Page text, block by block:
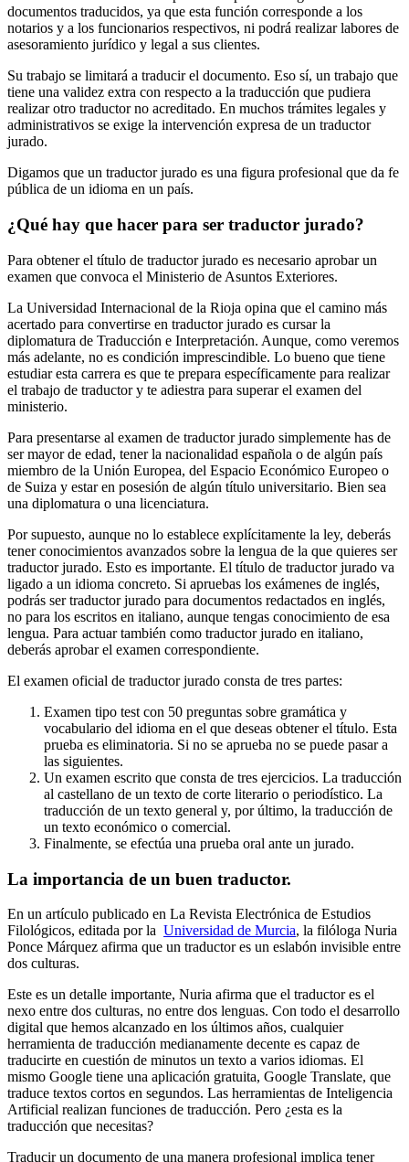
documentos traducidos, ya que esta función corresponde a los
notarios y a los funcionarios respectivos, ni podrá realizar labores de
asesoramiento jurídico y legal a sus clientes.
Su trabajo se limitará a traducir el documento. Eso sí, un trabajo que
tiene una validez extra con respecto a la traducción que pudiera
realizar otro traductor no acreditado. En muchos trámites legales y
administrativos se exige la intervención expresa de un traductor
jurado.
Digamos que un traductor jurado es una figura profesional que da fe
pública de un idioma en un país.
¿Qué hay que hacer para ser traductor jurado?
Para obtener el título de traductor jurado es necesario aprobar un
examen que convoca el Ministerio de Asuntos Exteriores.
La Universidad Internacional de la Rioja opina que el camino más
acertado para convertirse en traductor jurado es cursar la
diplomatura de Traducción e Interpretación. Aunque, como veremos
más adelante, no es condición imprescindible. Lo bueno que tiene
estudiar esta carrera es que te prepara específicamente para realizar
el trabajo de traductor y te adiestra para superar el examen del
ministerio.
Para presentarse al examen de traductor jurado simplemente has de
ser mayor de edad, tener la nacionalidad española o de algún país
miembro de la Unión Europea, del Espacio Económico Europeo o
de Suiza y estar en posesión de algún título universitario. Bien sea
una diplomatura o una licenciatura.
Por supuesto, aunque no lo establece explícitamente la ley, deberás
tener conocimientos avanzados sobre la lengua de la que quieres ser
traductor jurado. Esto es importante. El título de traductor jurado va
ligado a un idioma concreto. Si apruebas los exámenes de inglés,
podrás ser traductor jurado para documentos redactados en inglés,
no para los escritos en italiano, aunque tengas conocimiento de esa
lengua. Para actuar también como traductor jurado en italiano,
deberás aprobar el examen correspondiente.
El examen oficial de traductor jurado consta de tres partes:
Examen tipo test con 50 preguntas sobre gramática y
vocabulario del idioma en el que deseas obtener el título. Esta
prueba es eliminatoria. Si no se aprueba no se puede pasar a
las siguientes.
Un examen escrito que consta de tres ejercicios. La traducción
al castellano de un texto de corte literario o periodístico. La
traducción de un texto general y, por último, la traducción de
un texto económico o comercial.
Finalmente, se efectúa una prueba oral ante un jurado.
La importancia de un buen traductor.
En un artículo publicado en La Revista Electrónica de Estudios
Filológicos, editada por la Universidad de Murcia, la filóloga Nuria
Ponce Márquez afirma que un traductor es un eslabón invisible entre
dos culturas.
Este es un detalle importante, Nuria afirma que el traductor es el
nexo entre dos culturas, no entre dos lenguas. Con todo el desarrollo
digital que hemos alcanzado en los últimos años, cualquier
herramienta de traducción medianamente decente es capaz de
traducirte en cuestión de minutos un texto a varios idiomas. El
mismo Google tiene una aplicación gratuita, Google Translate, que
traduce textos cortos en segundos. Las herramientas de Inteligencia
Artificial realizan funciones de traducción. Pero ¿esta es la
traducción que necesitas?
Traducir un documento de una manera profesional implica tener